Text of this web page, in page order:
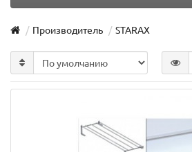
Производитель STARAX